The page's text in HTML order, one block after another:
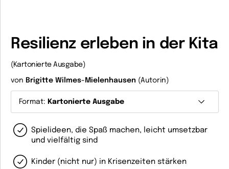
Resilienz erleben in der Kita
(Kartonierte Ausgabe)
von Brigitte Wilmes-Mielenhausen (Autorin)
Format: Kartonierte Ausgabe
Spielideen, die Spaß machen, leicht umsetzbar
und vielfältig sind
Kinder (nicht nur) in Krisenzeiten stärken